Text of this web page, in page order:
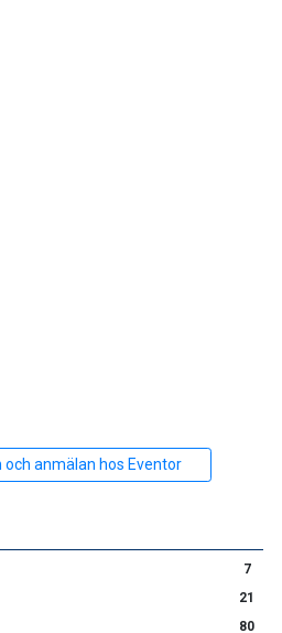
7
21
80
anmälan hos Eventor